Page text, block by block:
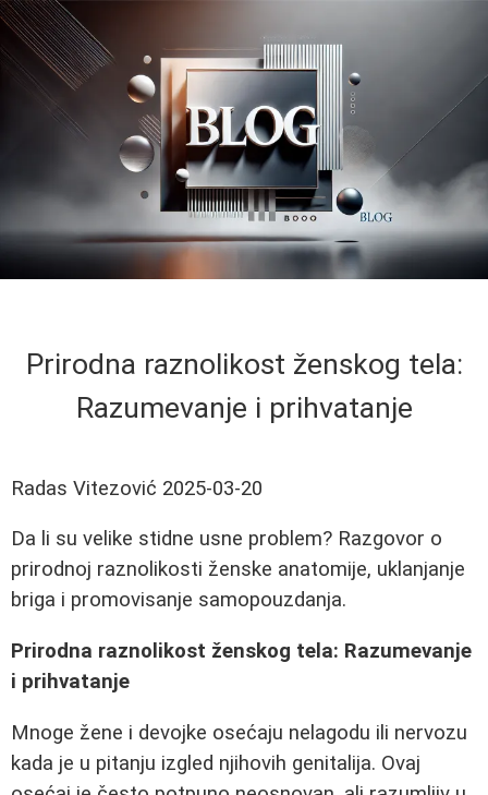
Prirodna raznolikost ženskog tela:
Razumevanje i prihvatanje
Radas Vitezović 2025-03-20
Da li su velike stidne usne problem? Razgovor o
prirodnoj raznolikosti ženske anatomije, uklanjanje
briga i promovisanje samopouzdanja.
Prirodna raznolikost ženskog tela: Razumevanje
i prihvatanje
Mnoge žene i devojke osećaju nelagodu ili nervozu
kada je u pitanju izgled njihovih genitalija. Ovaj